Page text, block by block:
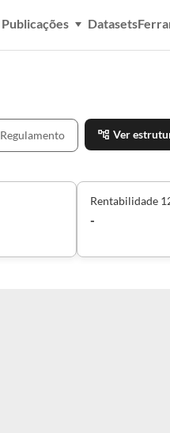
Publicações Datasets
Regulamento Ver
Rentabilidade
-